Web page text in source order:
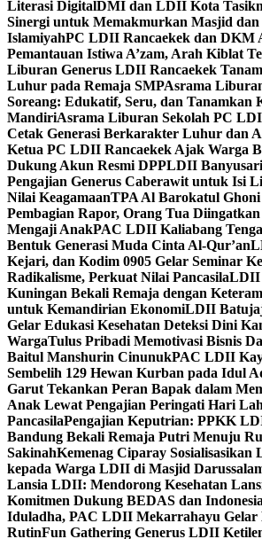
Literasi DigitalDMI dan LDII Kota
Sinergi untuk Memakmurkan Masjid
IslamiyahPC LDII Rancaekek dan DKM
Pemantauan Istiwa A’zam, Arah Kiblat
Liburan Generus LDII Rancaekek
Luhur pada Remaja SMPAsrama
Soreang: Edukatif, Seru, dan Tanamkan
MandiriAsrama Liburan Sekolah PC
Cetak Generasi Berkarakter Luhur dan
Ketua PC LDII Rancaekek Ajak Warga
Dukung Akun Resmi DPPLDII
Pengajian Generus Caberawit untuk Isi
Nilai KeagamaanTPA Al Barokatul Ghoni
Pembagian Rapor, Orang Tua
Mengaji AnakPAC LDII Kaliabang
Bentuk Generasi Muda Cinta Al-Qur’an
Kejari, dan Kodim 0905 Gelar Seminar
Radikalisme, Perkuat Nilai PancasilaLDII
Kuningan Bekali Remaja dengan
untuk Kemandirian EkonomiLDII
Gelar Edukasi Kesehatan Deteksi Dini
WargaTulus Pribadi Memotivasi Bisnis
Baitul Manshurin CinunukPAC LDII
Sembelih 129 Hewan Kurban pada Idul
Garut Tekankan Peran Bapak dalam
Anak Lewat Pengajian Peringati Hari
PancasilaPengajian Keputrian: PPKK
Bandung Bekali Remaja Putri Menuju
SakinahKemenag Ciparay Sosialisasikan
kepada Warga LDII di Masjid
Lansia LDII: Mendorong Kesehatan
Komitmen Dukung BEDAS dan
Iduladha, PAC LDII Mekarrahayu
RutinFun Gathering Generus LDII